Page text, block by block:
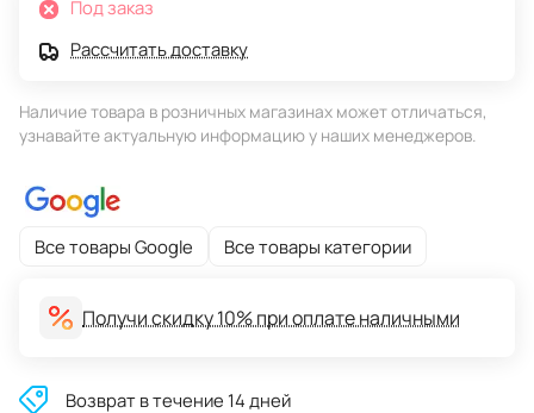
Под заказ
Рассчитать доставку
Наличие товара в розничных магазинах может отличаться,
узнавайте актуальную информацию у наших менеджеров.
Все товары Google Все товары категории
Получи скидку 10% при оплате наличными
Возврат в течение 14 дней